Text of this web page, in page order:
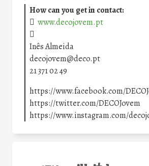
How can you get in contact:
www.decojovem.pt
Inês Almeida
decojovem@deco.pt
21 371 02 49
https://www.facebook.com/
https://twitter.com/DECOJovem
https://www.instagram.com/